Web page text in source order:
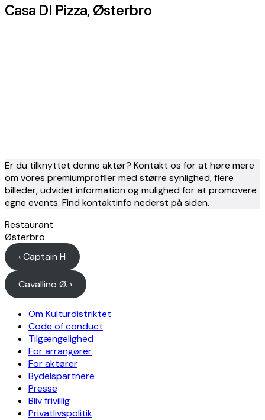
Casa DI Pizza, Østerbro
Leaflet |©OpenStreetMapcontributors, Tiles style by
Er du tilknyttet denne aktør? Kontakt os for at høre mere
om vores premiumprofiler med større synlighed, flere
billeder, udvidet information og mulighed for at promovere
egne events. Find kontaktinfo nederst på siden.
Restaurant
Østerbro
‹ Captain H
Cavallino Ø. ›
Om Kulturdistriktet
Code of conduct
Tilgængelighed
For arrangører
For aktører
Bydelspartnere
Presse
Bliv frivillig
Privatlivspolitik